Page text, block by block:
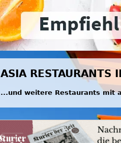
ASIA RESTAURANTS
...und weitere Restaurants mit